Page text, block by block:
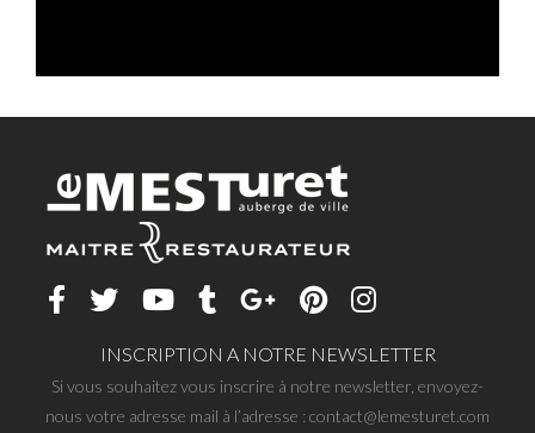
INSCRIPTION A NOTRE NEWSLETTER
Si vous souhaitez vous inscrire à notre newsletter, envoyez-
nous votre adresse mail à l’adresse : contact@lemesturet.com